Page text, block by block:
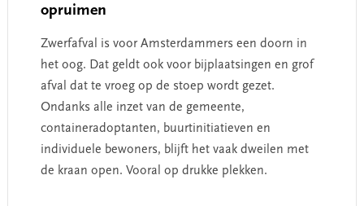
opruimen
Zwerfafval is voor Amsterdammers een doorn in
het oog. Dat geldt ook voor bijplaatsingen en grof
afval dat te vroeg op de stoep wordt gezet.
Ondanks alle inzet van de gemeente,
containeradoptanten, buurtinitiatieven en
individuele bewoners, blijft het vaak dweilen met
de kraan open. Vooral op drukke plekken.